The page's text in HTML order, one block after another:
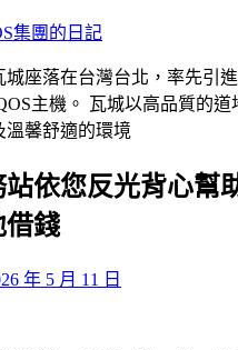
集團的日記
城座落在台灣台北，率先引
主機。 瓦城以高品質的
溫馨舒適的環境
站依您反光背心幫
借錢
年 5 月 11 日